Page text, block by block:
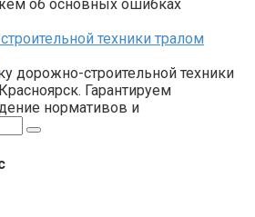
об основных ошибках
техники тралом
дорожно-строительной техники
Гарантируем
нормативов и